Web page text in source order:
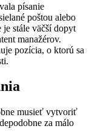
písanie
poštou alebo
je stále väčší dopyt
manažérov.
pozícia, o ktorú sa
musieť vytvoriť
za málo